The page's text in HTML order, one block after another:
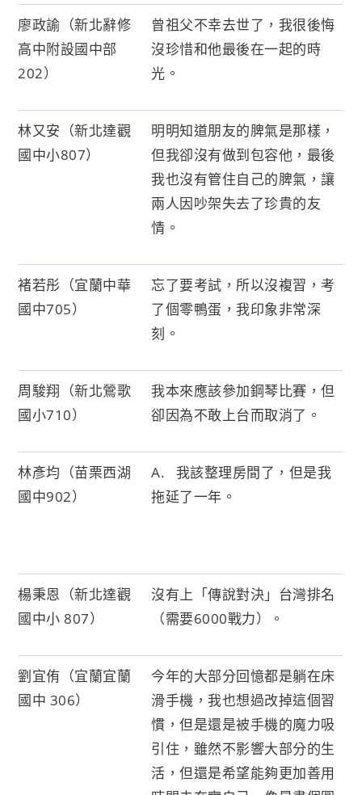
廖政諭（新北辭修
高中附設國中部
202）
曾祖父不幸去世了，我很後悔
沒珍惜和他最後在一起的時
光。
林又安（新北達觀
國中小807）
明明知道朋友的脾氣是那樣，
但我卻沒有做到包容他，最後
我也沒有管住自己的脾氣，讓
兩人因吵架失去了珍貴的友
情。
褚若彤（宜蘭中華
國中705）
忘了要考試，所以沒複習，考
了個零鴨蛋，我印象非常深
刻。
周駿翔（新北鶯歌
國小710）
我本來應該參加鋼琴比賽，但
卻因為不敢上台而取消了。
林彥均（苗栗西湖
國中902）
A. 我該整理房間了，但是我
拖延了一年。
楊秉恩（新北達觀
國中小 807）
沒有上「傳說對決」台灣排名
（需要6000戰力）。
劉宜侑（宜蘭宜蘭
國中 306）
今年的大部分回憶都是躺在床
滑手機，我也想過改掉這個習
慣，但是還是被手機的魔力吸
引住，雖然不影響大部分的生
活，但還是希望能夠更加善用